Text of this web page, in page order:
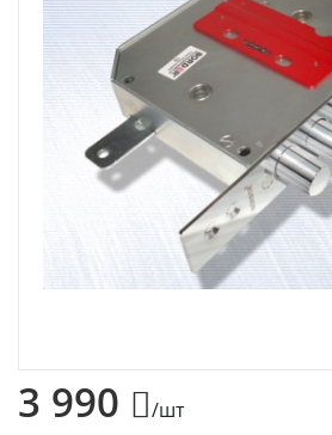
Химия
Электроды и проволока
3 990 /шт